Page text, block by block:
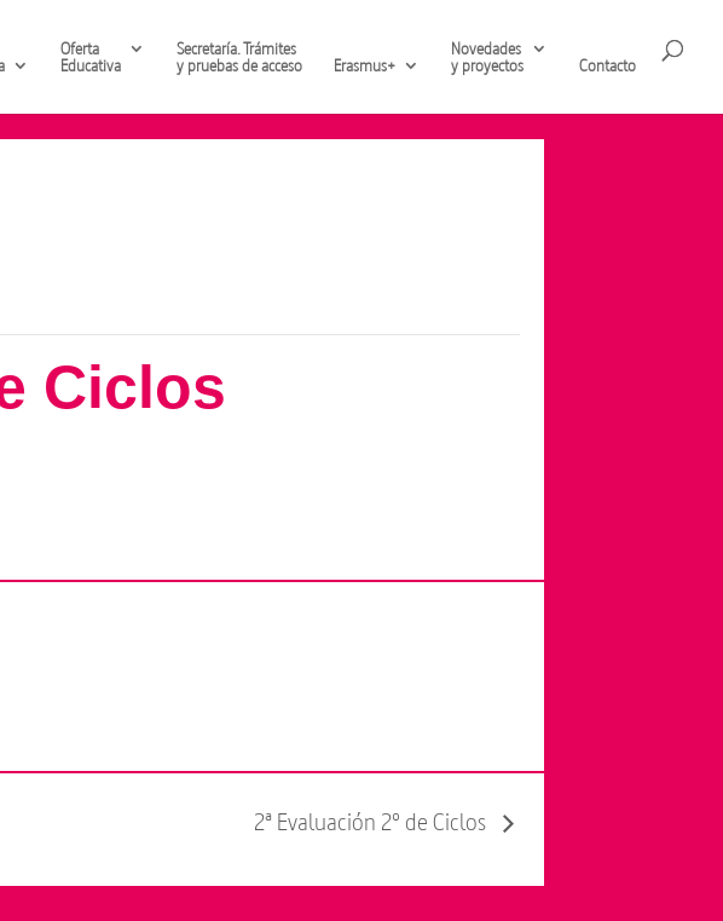
Oferta
Educativa
Secretaría. Trámites
y pruebas de acceso
Erasmus+
Novedades
y proyectos
Contacto
Ciclos
2ª Evaluación 2º de Ciclos